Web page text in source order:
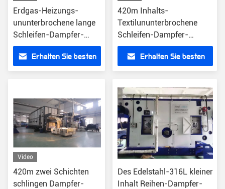
Erdgas-Heizungs-
ununterbrochene lange
Schleifen-Dampfer-
Maschine 600m
Erhalten Sie besten
420m Inhalts-
Textilununterbrochene
Schleifen-Dampfer-
Maschine 45KW
Erhalten Sie besten
Video
420m zwei Schichten
schlingen Dampfer-
Des Edelstahl-316L kleiner
Inhalt Reihen-Dampfer-